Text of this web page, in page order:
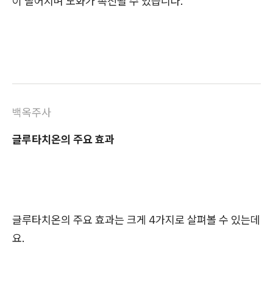
백옥주사
글루타치온의 주요 효과
글루타치온의 주요 효과는 크게 4가지로 살펴볼 수 있는데
요.